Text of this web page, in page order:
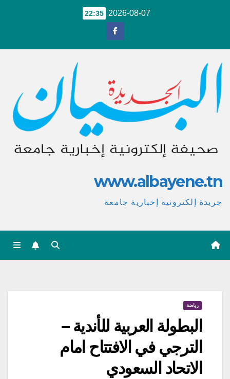
2026-08-07
22:35
www.albayene.tn
جريدة إلكترونية إخبارية جامعة
رياضة
البطولة العربية للأندية –
الترجي في الافتتاح امام
الاتحاد السعودي